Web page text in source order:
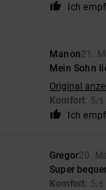
Ich
Manon21.
Mein Sohn
Original
Komfort: 5/5
Ich
Gregor20.
Super
Komfort: 5/5